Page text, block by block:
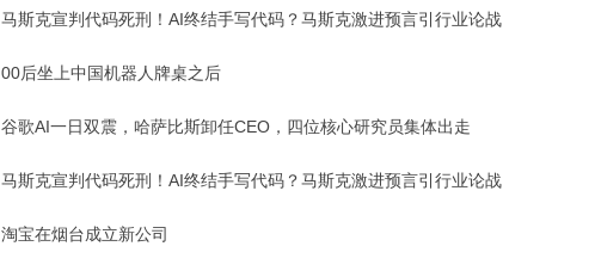
马斯克宣判代码死刑！AI终结手写代码？马斯克激进预言引行业论战
00后坐上中国机器人牌桌之后
谷歌AI一日双震，哈萨比斯卸任CEO，四位核心研究员集体出走
马斯克宣判代码死刑！AI终结手写代码？马斯克激进预言引行业论战
淘宝在烟台成立新公司